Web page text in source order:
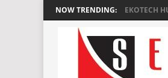
NOW TRENDING: EKOTECH